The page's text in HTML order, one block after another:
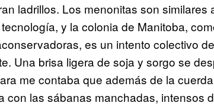
ladrillos. Los menonitas son similares
y la colonia de Manitoba,
es un intento colectivo
Una brisa ligera de soja y sorgo se
me contaba que además de la
con las sábanas manchadas, intensos